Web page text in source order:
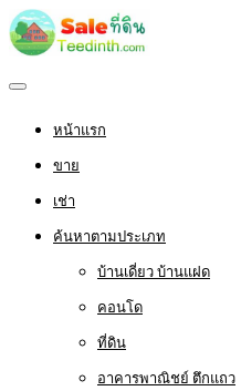
หน้าแรก
ขาย
เช่า
ค้นหาตามประเภท
บ้านเดี่ยว บ้านแฝด
คอนโด
ที่ดิน
อาคารพาณิชย์ ตึกแถว